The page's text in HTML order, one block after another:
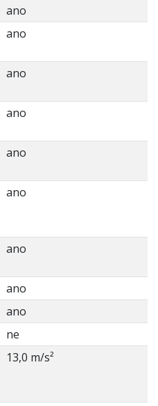
ano
ano
ano
ano
ano
ano
ano
ano
ano
ne
13,0 m/s²